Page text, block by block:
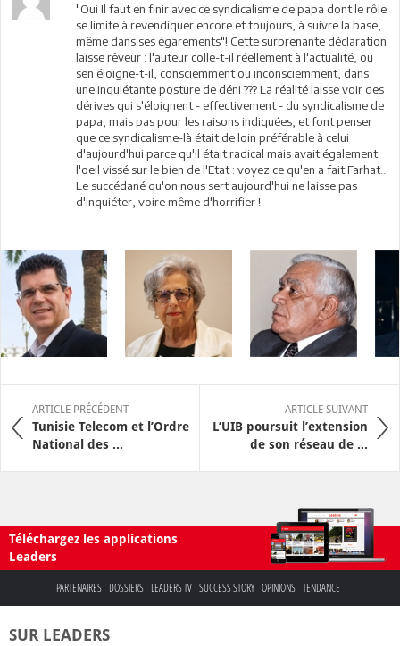
"Oui Il faut en finir avec ce syndicalisme de papa dont le rôle
se limite à revendiquer encore et toujours, à suivre la base,
même dans ses égarements"! Cette surprenante déclaration
laisse rêveur : l'auteur colle-t-il réellement à l'actualité, ou
sen éloigne-t-il, consciemment ou inconsciemment, dans
une inquiétante posture de déni ??? La réalité laisse voir des
dérives qui s'éloignent - effectivement - du syndicalisme de
papa, mais pas pour les raisons indiquées, et font penser
que ce syndicalisme-là était de loin préférable à celui
d'aujourd'hui parce qu'il était radical mais avait également
l'oeil vissé sur le bien de l'Etat : voyez ce qu'en a fait Farhat...
Le succédané qu'on nous sert aujourd'hui ne laisse pas
d'inquiéter, voire même d'horrifier !
ARTICLE PRÉCÉDENT
Tunisie Telecom et l’Ordre
National des ...
ARTICLE SUIVANT
L’UIB poursuit l’extension
de son réseau de ...
Téléchargez les applications
Leaders
PARTENAIRES DOSSIERS LEADERS TV SUCCESS STORY OPINIONS TENDANCE
SUR LEADERS